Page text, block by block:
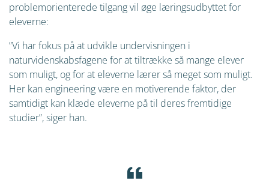
problemorienterede tilgang vil øge læringsudbyttet for
eleverne:
”Vi har fokus på at udvikle undervisningen i
naturvidenskabsfagene for at tiltrække så mange elever
som muligt, og for at eleverne lærer så meget som muligt.
Her kan engineering være en motiverende faktor, der
samtidigt kan klæde eleverne på til deres fremtidige
studier”, siger han.